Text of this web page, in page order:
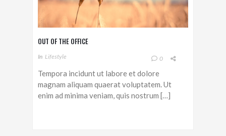
OUT OF THE OFFICE
In Lifestyle 0
Tempora incidunt ut labore et dolore
magnam aliquam quaerat voluptatem. Ut
enim ad minima veniam, quis nostrum […]